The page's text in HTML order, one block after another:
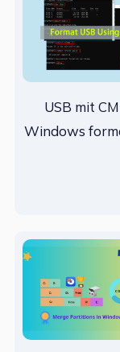
USB mit
Windows